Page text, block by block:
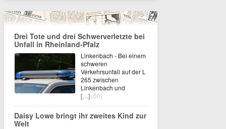
Drei Tote und drei Schwerverletzte bei
Unfall in Rheinland-Pfalz
Linkenbach - Bei einem
schweren
Verkehrsunfall auf der L
265 zwischen
Linkenbach und
[…] (00)
Daisy Lowe bringt ihr zweites Kind zur
Welt